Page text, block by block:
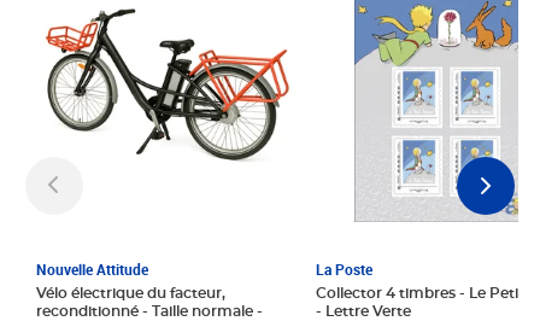
Nouvelle Attitude
Vélo électrique du facteur,
reconditionné - Taille normale -
La Poste
Collector 4 timbres - Le Petit
- Lettre Verte